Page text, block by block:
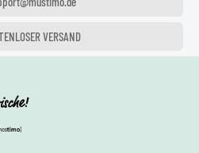
uns auf deine Mail
VERSAND